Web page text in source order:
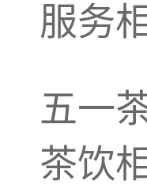
服务
五一
茶饮